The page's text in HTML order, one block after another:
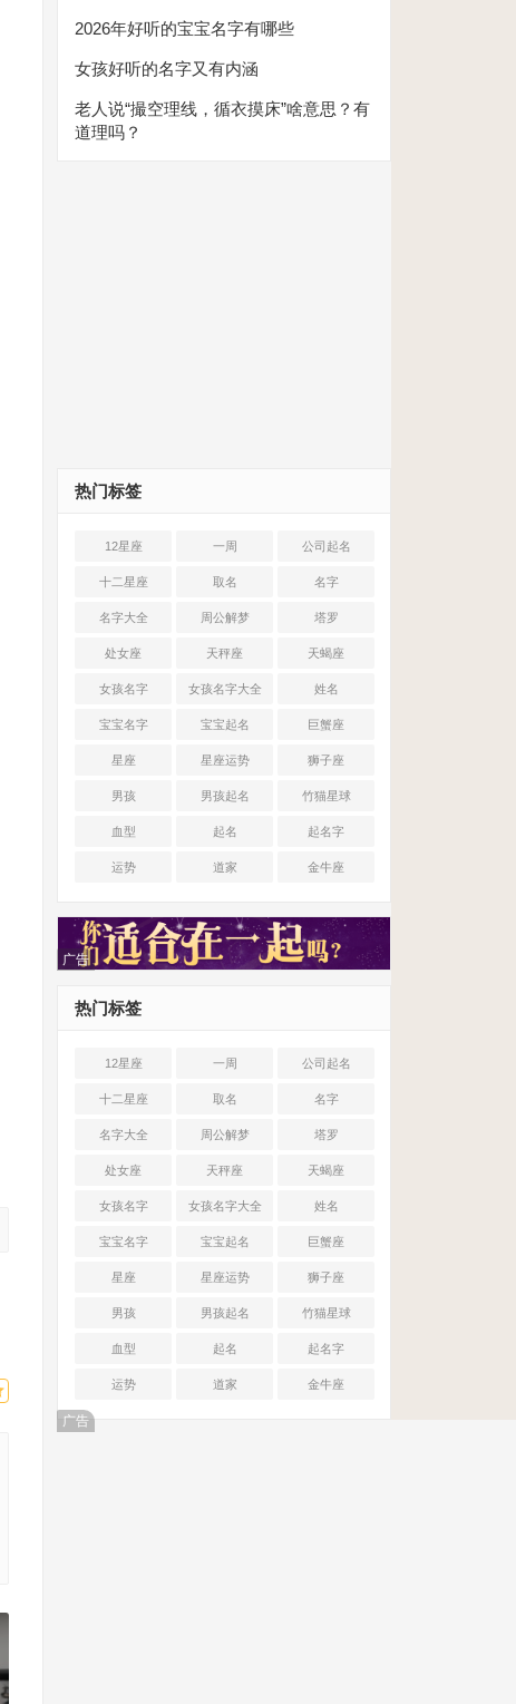
2026年好听的宝宝名字有哪些
女孩好听的名字又有内涵
老人说“撮空理线，循衣摸床”啥意思？有
道理吗？
热门标签
12星座 一周 公司起名
十二星座 取名 名字
名字大全 周公解梦 塔罗
处女座 天秤座 天蝎座
女孩名字 女孩名字大全 姓名
宝宝名字 宝宝起名 巨蟹座
星座 星座运势 狮子座
男孩 男孩起名 竹猫星球
血型 起名 起名字
运势 道家 金牛座
广告
热门标签
12星座 一周 公司起名
十二星座 取名 名字
名字大全 周公解梦 塔罗
处女座 天秤座 天蝎座
女孩名字 女孩名字大全 姓名
宝宝名字 宝宝起名 巨蟹座
星座 星座运势 狮子座
男孩 男孩起名 竹猫星球
血型 起名 起名字
运势 道家 金牛座
广告